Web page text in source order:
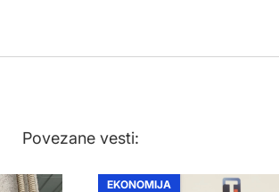
Povezane vesti:
EKONOMIJA